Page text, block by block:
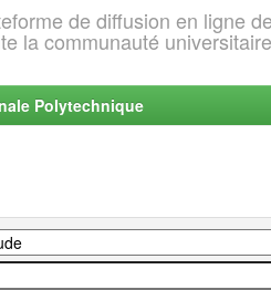
de diffusion en ligne
la communauté
Polytechnique